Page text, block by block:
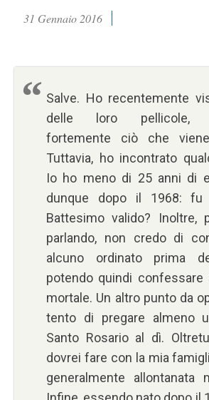
31 Gennaio 2016
Salve. Ho recentemente
delle loro pellicole,
fortemente ciò che
Tuttavia, ho incontrato
Io ho meno di 25 anni di
dunque dopo il 1968:
Battesimo valido? Inoltre,
parlando, non credo di
alcuno ordinato prima
potendo quindi confessare
mortale. Un altro punto da
tento di pregare almeno
Santo Rosario al dì.
dovrei fare con la mia
generalmente allontanata